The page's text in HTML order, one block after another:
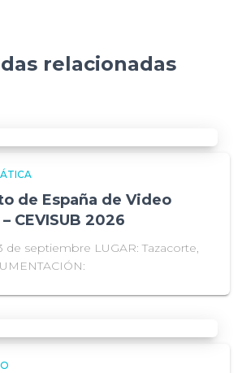
relacionadas
de España de Video
CEVISUB 2026
de septiembre LUGAR: Tazacorte,